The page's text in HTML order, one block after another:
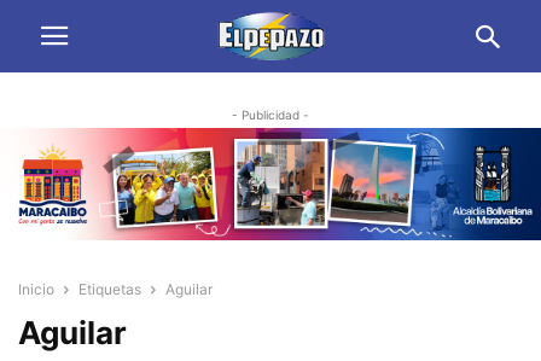
- Publicidad -
Inicio Etiquetas Aguilar
Aguilar